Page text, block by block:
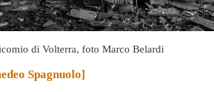
di Volterra, foto Marco Belardi
Spagnuolo]